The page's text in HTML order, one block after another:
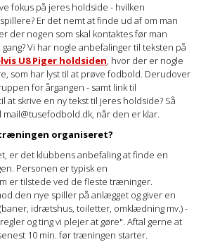
fokus på jeres holdside - hvilken
Er det nemt at finde ud af om man
der nogen som skal kontaktes før man
Vi har nogle anbefalinger til teksten på
U8 Piger holdsiden, hvor der er nogle
som har lyst til at prøve fodbold. Derudover
for årgangen - samt link til
at skrive en ny tekst til jeres holdside? Så
mail@tusefodbold.dk, når den er klar.
organiseret?
er det klubbens anbefaling at finde en
Personen er typisk en
er tilstede ved de fleste træninger.
den nye spiller på anlægget og giver en
idrætshus, toiletter, omklædning mv.) -
og ting vi plejer at gøre". Aftal gerne at
10 min. før træningen starter.